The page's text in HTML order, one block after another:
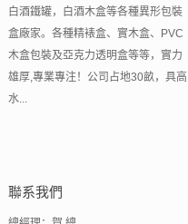
白酒鐵罐，白酒木盒等各種異形包裝
盒廠家。各種精裱盒、實木盒、PVC
木盒包裝及亞克力透明盒等等，實力
雄厚,專業專注！公司占地30畝，具高
水...
聯系我們